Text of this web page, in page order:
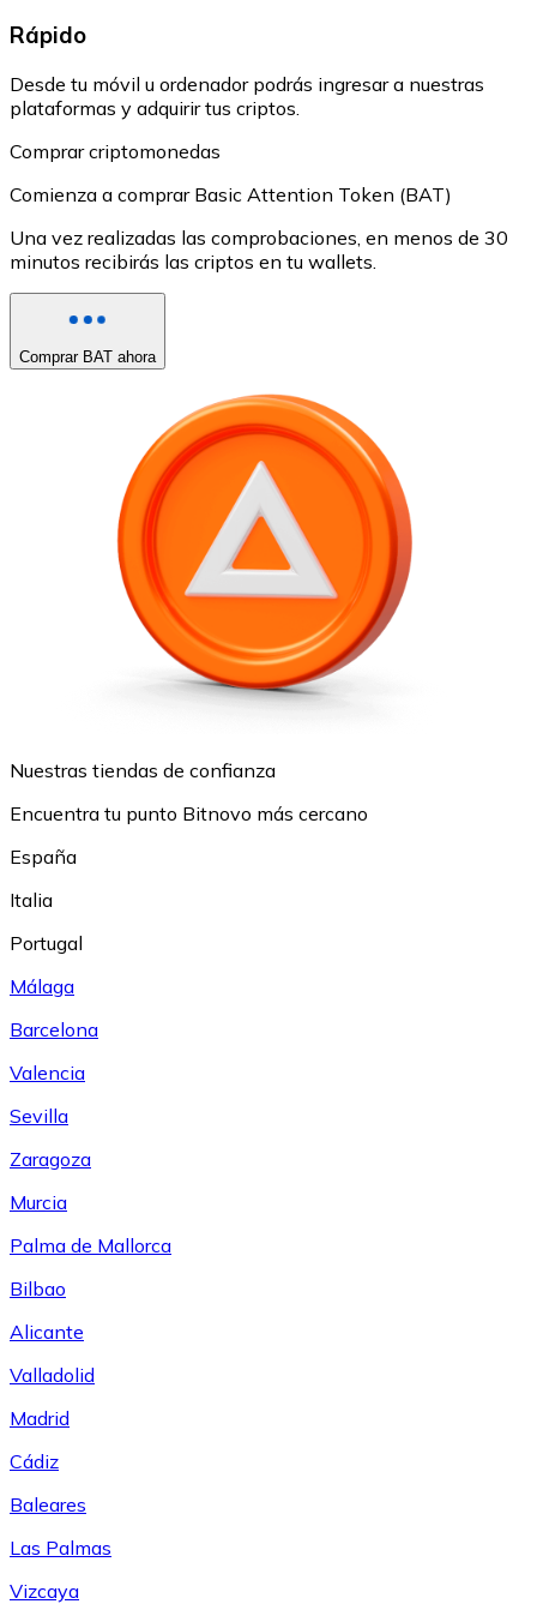
Rápido
Desde tu móvil u ordenador podrás ingresar a nuestras
plataformas y adquirir tus criptos.
Comprar criptomonedas
Comienza a comprar Basic Attention Token (BAT)
Una vez realizadas las comprobaciones, en menos de 30
minutos recibirás las criptos en tu wallets.
Comprar BAT ahora
Nuestras tiendas de confianza
Encuentra tu punto Bitnovo más cercano
España
Italia
Portugal
Málaga
Barcelona
Valencia
Sevilla
Zaragoza
Murcia
Palma de Mallorca
Bilbao
Alicante
Valladolid
Madrid
Cádiz
Baleares
Las Palmas
Vizcaya